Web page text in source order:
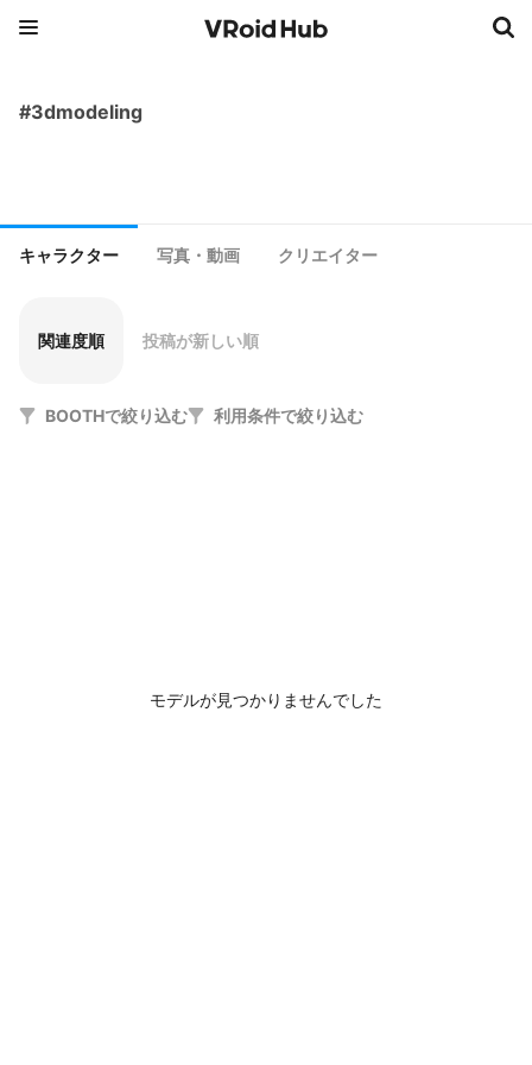
#3dmodeling
キャラクター 写真・動画 クリエイター
関連度順 投稿が新しい順
BOOTHで絞り込む 利用条件で絞り込む
モデルが見つかりませんでした